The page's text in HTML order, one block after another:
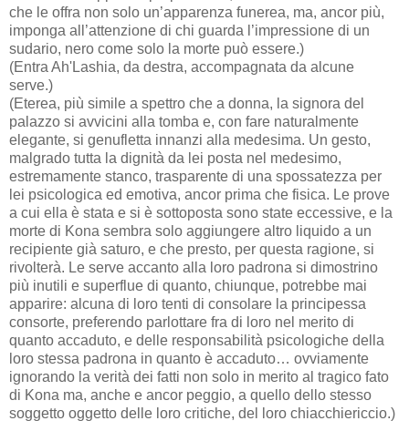
che le offra non solo un’apparenza funerea, ma, ancor più,
imponga all’attenzione di chi guarda l’impressione di un
sudario, nero come solo la morte può essere.)
(Entra Ah'Lashia, da destra, accompagnata da alcune
serve.)
(Eterea, più simile a spettro che a donna, la signora del
palazzo si avvicini alla tomba e, con fare naturalmente
elegante, si genufletta innanzi alla medesima. Un gesto,
malgrado tutta la dignità da lei posta nel medesimo,
estremamente stanco, trasparente di una spossatezza per
lei psicologica ed emotiva, ancor prima che fisica. Le prove
a cui ella è stata e si è sottoposta sono state eccessive, e la
morte di Kona sembra solo aggiungere altro liquido a un
recipiente già saturo, e che presto, per questa ragione, si
rivolterà. Le serve accanto alla loro padrona si dimostrino
più inutili e superflue di quanto, chiunque, potrebbe mai
apparire: alcuna di loro tenti di consolare la principessa
consorte, preferendo parlottare fra di loro nel merito di
quanto accaduto, e delle responsabilità psicologiche della
loro stessa padrona in quanto è accaduto… ovviamente
ignorando la verità dei fatti non solo in merito al tragico fato
di Kona ma, anche e ancor peggio, a quello dello stesso
soggetto oggetto delle loro critiche, del loro chiacchiericcio.)